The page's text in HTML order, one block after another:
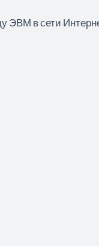
в сети